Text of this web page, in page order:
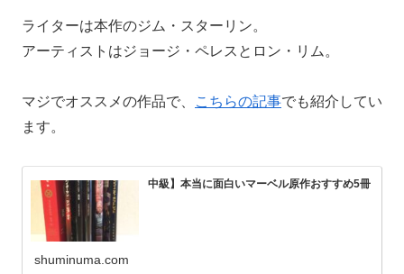
ライターは本作のジム・スターリン。
アーティストはジョージ・ペレスとロン・リム。
マジでオススメの作品で、 こちらの記事でも紹介してい
ます。
中級】本当に面白いマーベル原作おすすめ5冊
shuminuma.com